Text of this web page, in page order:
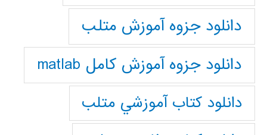
دانلود جزوه آموزش متلب
دانلود جزوه آموزش کامل matlab
دانلود كتاب آموزشي متلب